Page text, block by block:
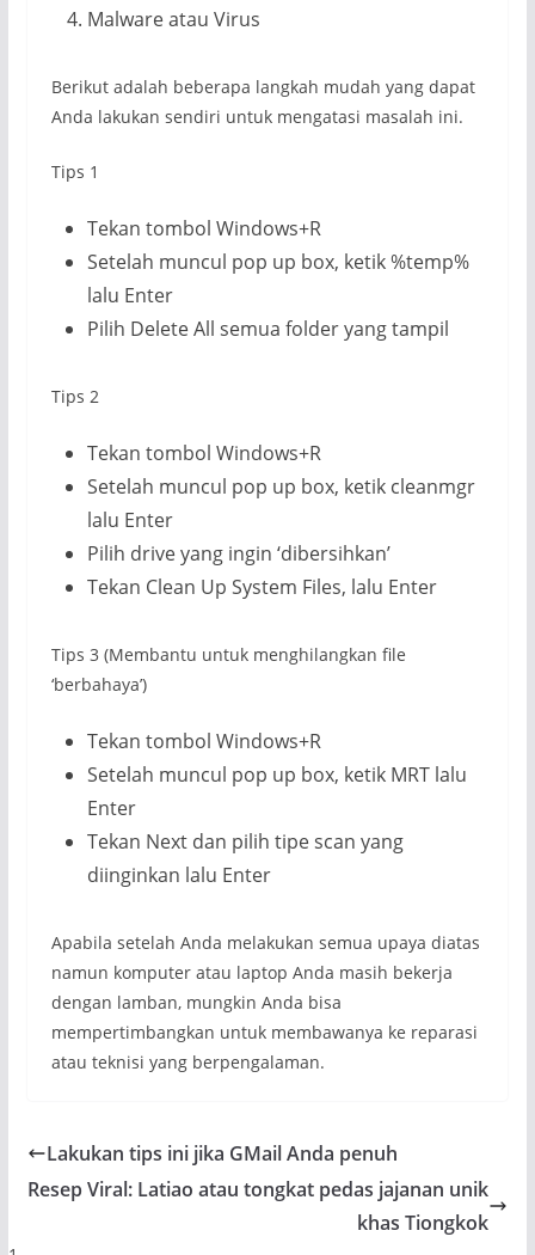
Malware atau Virus
Berikut adalah beberapa langkah mudah yang dapat
Anda lakukan sendiri untuk mengatasi masalah ini.
Tips 1
Tekan tombol Windows+R
Setelah muncul pop up box, ketik %temp%
lalu Enter
Pilih Delete All semua folder yang tampil
Tips 2
Tekan tombol Windows+R
Setelah muncul pop up box, ketik cleanmgr
lalu Enter
Pilih drive yang ingin ‘dibersihkan’
Tekan Clean Up System Files, lalu Enter
Tips 3 (Membantu untuk menghilangkan file
‘berbahaya’)
Tekan tombol Windows+R
Setelah muncul pop up box, ketik MRT lalu
Enter
Tekan Next dan pilih tipe scan yang
diinginkan lalu Enter
Apabila setelah Anda melakukan semua upaya diatas
namun komputer atau laptop Anda masih bekerja
dengan lamban, mungkin Anda bisa
mempertimbangkan untuk membawanya ke reparasi
atau teknisi yang berpengalaman.
Lakukan tips ini jika GMail Anda penuh
Resep Viral: Latiao atau tongkat pedas jajanan unik
khas Tiongkok